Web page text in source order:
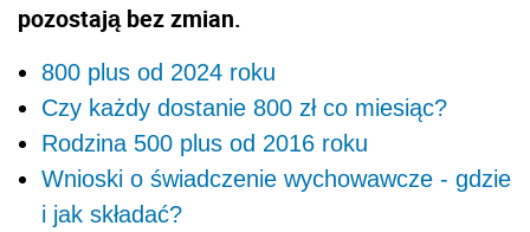
pozostają bez zmian.
800 plus od 2024 roku
Czy każdy dostanie 800 zł co miesiąc?
Rodzina 500 plus od 2016 roku
Wnioski o świadczenie wychowawcze - gdzie
i jak składać?